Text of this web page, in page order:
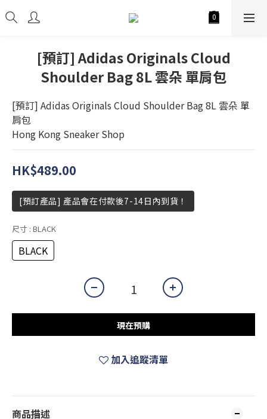
[預訂] Adidas Originals Cloud
Shoulder Bag 8L 雲朵 單肩包
[預訂] Adidas Originals Cloud Shoulder Bag 8L 雲朵 單
肩包
Hong Kong Sneaker Shop
HK$489.00
[預訂產品] 產品會在付款後7-14日內到貨！
尺寸 : BLACK
BLACK
現在預購
加入追蹤清單
商品描述